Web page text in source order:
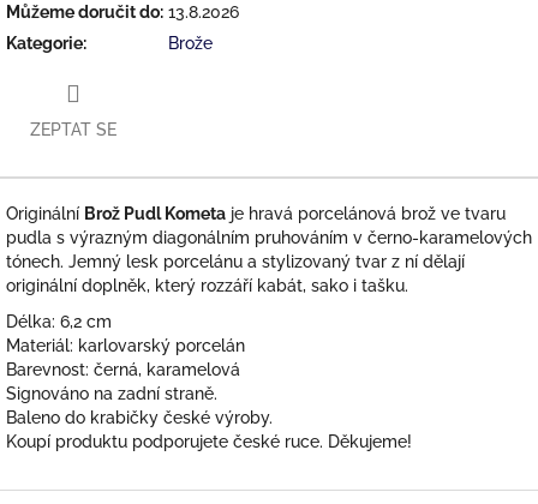
Můžeme doručit do: 13.8.2026
Kategorie: Brože
ZEPTAT SE
Originální Brož Pudl Kometa je hravá porcelánová brož ve tvaru
pudla s výrazným diagonálním pruhováním v černo-karamelových
tónech. Jemný lesk porcelánu a stylizovaný tvar z ní dělají
originální doplněk, který rozzáří kabát, sako i tašku.
Délka: 6,2 cm
Materiál: karlovarský porcelán
Barevnost: černá, karamelová
Signováno na zadní straně.
Baleno do krabičky české výroby.
Koupí produktu podporujete české ruce. Děkujeme!